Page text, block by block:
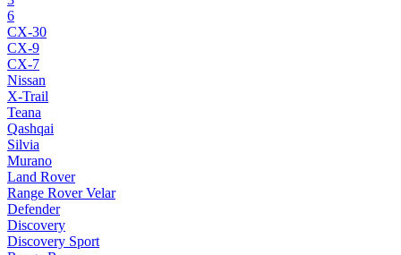
6
CX-30
CX-9
CX-7
Nissan
X-Trail
Teana
Qashqai
Silvia
Murano
Land Rover
Range Rover Velar
Defender
Discovery
Discovery Sport